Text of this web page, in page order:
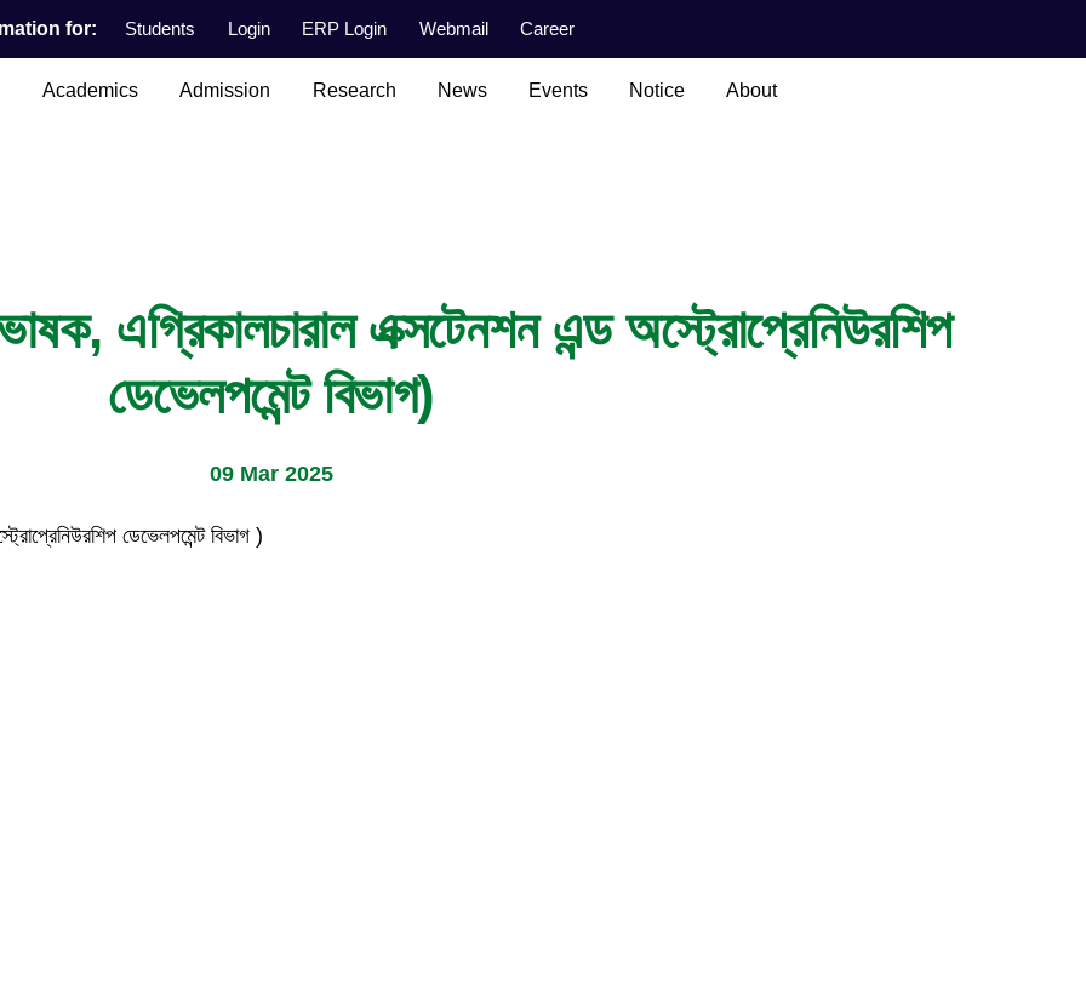
for: Students Login ERP Login Webmail Career
Academics Admission Research News Events Notice About
এগ্রিকালচারাল এক্সটেনশন এন্ড অস্ট্রোপ্রেনিউরশিপ
ডেভেলপমেন্ট বিভাগ)
09 Mar 2025
ডেভেলপমেন্ট বিভাগ )